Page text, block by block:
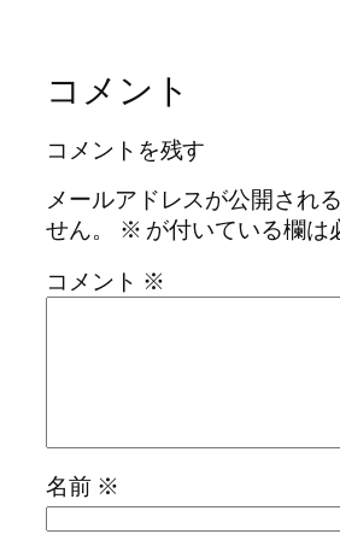
コメント
コメントを残す
メールアドレスが公開され
せん。
※ が付いている欄は
コメント ※
名前 ※